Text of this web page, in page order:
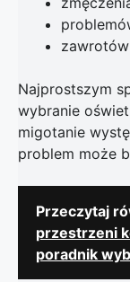
Najprostszym
wybranie
migotanie
problem może
Przeczytaj
przestrzeni
poradnik